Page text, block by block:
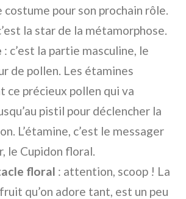
costume pour son prochain rôle.
la star de la métamorphose.
: c’est la partie masculine, le
de pollen. Les étamines
ce précieux pollen qui va
pistil pour déclencher la
L’étamine, c’est le messager
le Cupidon floral.
floral : attention, scoop ! La
qu’on adore tant, est un peu